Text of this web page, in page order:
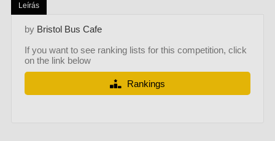
Leírás
by Bristol Bus Cafe
If you want to see ranking lists for this competition, click
on the link below
Rankings